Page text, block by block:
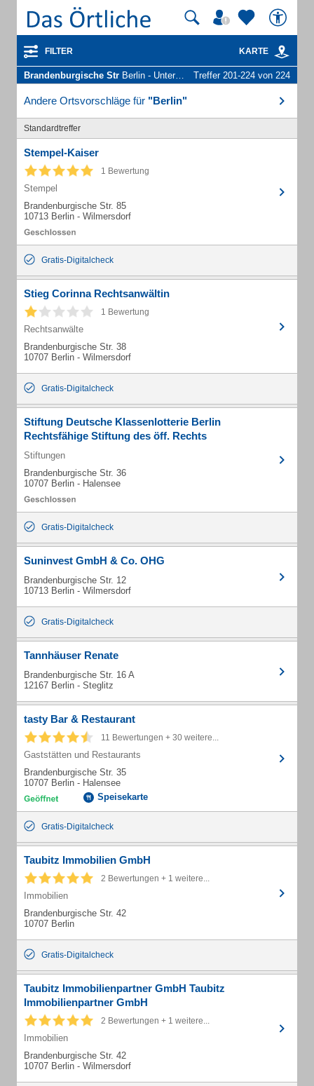
FILTER KARTE
Brandenburgische Str Berlin - Unternehmen und Personen Treffer 201-224 von 224
Andere Ortsvorschläge für "Berlin"
Standardtreffer
Stempel-Kaiser
1 Bewertung
Stempel
Brandenburgische Str. 85
10713 Berlin - Wilmersdorf
Gratis-Digitalcheck
Stieg Corinna Rechtsanwältin
1 Bewertung
Rechtsanwälte
Brandenburgische Str. 38
10707 Berlin - Wilmersdorf
Gratis-Digitalcheck
Stiftung Deutsche Klassenlotterie Berlin
Rechtsfähige Stiftung des öff. Rechts
Stiftungen
Brandenburgische Str. 36
10707 Berlin - Halensee
Gratis-Digitalcheck
Suninvest GmbH & Co. OHG
Brandenburgische Str. 12
10713 Berlin - Wilmersdorf
Gratis-Digitalcheck
Tannhäuser Renate
Brandenburgische Str. 16 A
12167 Berlin - Steglitz
tasty Bar & Restaurant
11 Bewertungen + 30 weitere...
Gaststätten und Restaurants
Brandenburgische Str. 35
10707 Berlin - Halensee
Speisekarte
Gratis-Digitalcheck
Taubitz Immobilien GmbH
2 Bewertungen + 1 weitere...
Immobilien
Brandenburgische Str. 42
10707 Berlin
Gratis-Digitalcheck
Taubitz Immobilienpartner GmbH Taubitz
Immobilienpartner GmbH
2 Bewertungen + 1 weitere...
Immobilien
Brandenburgische Str. 42
10707 Berlin - Wilmersdorf